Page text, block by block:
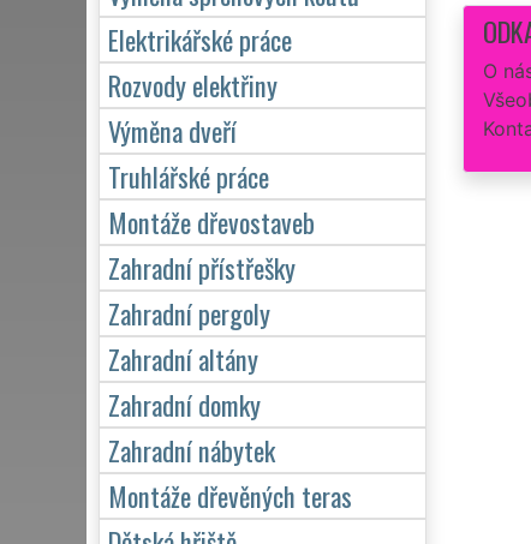
O
Elektrikářské práce
Rozvody elektřiny
Výměna dveří
Truhlářské práce
Montáže dřevostaveb
Zahradní přístřešky
Zahradní pergoly
Zahradní altány
Zahradní domky
Zahradní nábytek
Montáže dřevěných teras